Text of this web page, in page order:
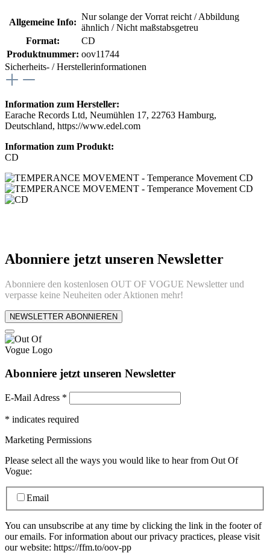
Allgemeine Info:
Nur solange der Vorrat reicht / Abbildung
ähnlich / Nicht maßstabsgetreu
Format:
CD
Produktnummer: oov11744
Sicherheits- / Herstellerinformationen
Information zum Hersteller:
Earache Records Ltd, Neumühlen 17, 22763 Hamburg,
Deutschland, https://www.edel.com
Information zum Produkt:
CD
Abonniere jetzt unseren Newsletter
Abonniere den kostenlosen OUT OF VOGUE Newsletter und
verpasse keine Neuheiten oder Aktionen mehr!
NEWSLETTER ABONNIEREN
Abonniere jetzt unseren Newsletter
E-Mail Adress *
* indicates required
Marketing Permissions
Please select all the ways you would like to hear from Out Of
Vogue:
Email
You can unsubscribe at any time by clicking the link in the footer of
our emails. For information about our privacy practices, please visit
our website: https://ffm.to/oov-pp